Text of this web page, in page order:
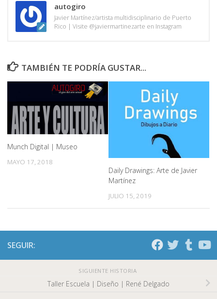
autogiro
Javier Martínez/artista multidisciplinario de Puerto
Rico | Visite @javiermartinezarte en Instagram
TAMBIÉN TE PODRÍA GUSTAR...
Munch Digital | Museo
MAYO 17, 2018
Daily Drawings: Arte de Javier
Martínez
JULIO 15, 2019
SEGUIR:
SIGUIENTE HISTORIA
Taller Escuela | Diseño | René Delgado